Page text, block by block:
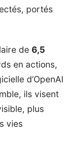
portés
de 6,5
en actions,
d’OpenAI
ils visent
plus
vies